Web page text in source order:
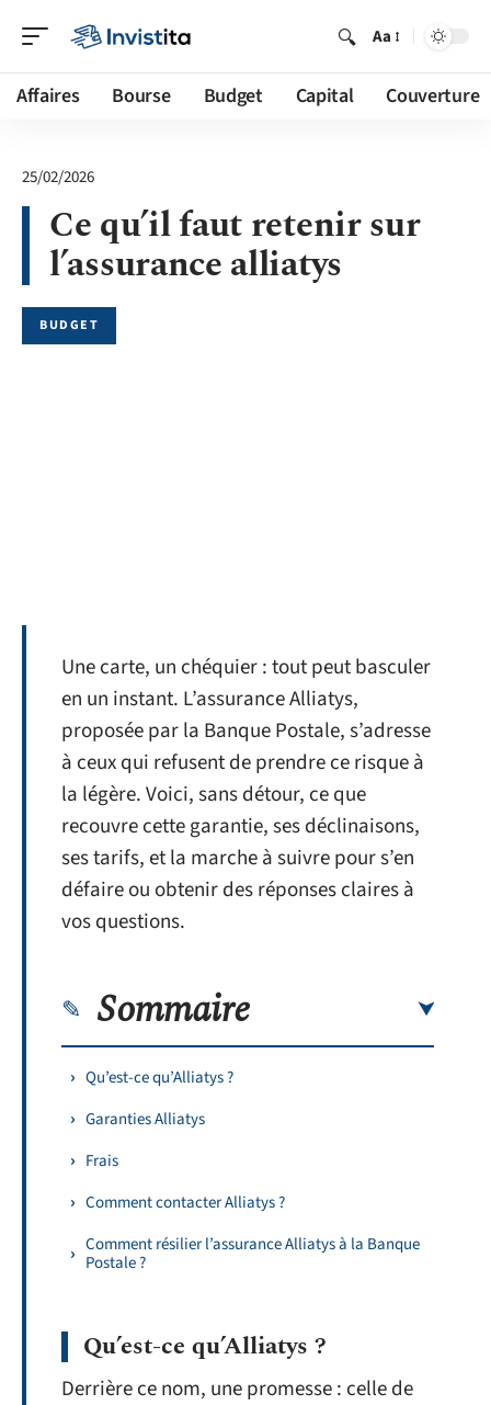
Aa
Affaires Bourse Budget Capital Couverture
25/02/2026
Ce qu’il faut retenir sur
l’assurance alliatys
BUDGET
Une carte, un chéquier : tout peut basculer
en un instant. L’assurance Alliatys,
proposée par la Banque Postale, s’adresse
à ceux qui refusent de prendre ce risque à
la légère. Voici, sans détour, ce que
recouvre cette garantie, ses déclinaisons,
ses tarifs, et la marche à suivre pour s’en
défaire ou obtenir des réponses claires à
vos questions.
Sommaire
Qu’est-ce qu’Alliatys ?
Garanties Alliatys
Frais
Comment contacter Alliatys ?
Comment résilier l’assurance Alliatys à la Banque
Postale ?
Qu’est-ce qu’Alliatys ?
Derrière ce nom, une promesse : celle de